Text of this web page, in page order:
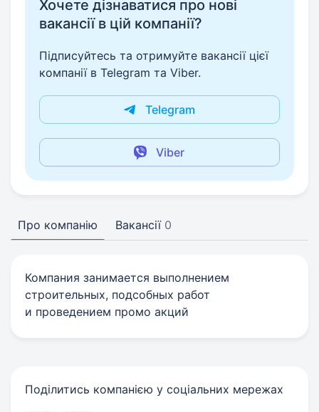
Хочете дізнаватися про нові
вакансії в цій компанії?
Підписуйтесь та отримуйте вакансії цієї
компанії в Telegram та Viber.
Telegram
Viber
Про компанію Вакансії 0
Компания занимается выполнением
строительных, подсобных работ
и проведением промо акций
Поділитись компанією у соціальних мережах